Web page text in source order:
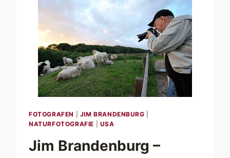
FOTOGRAFEN JIM BRANDENBURG
NATURFOTOGRAFIE
USA
Jim Brandenburg –